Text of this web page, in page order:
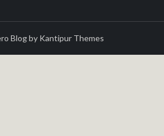
Blog by Kantipur Themes